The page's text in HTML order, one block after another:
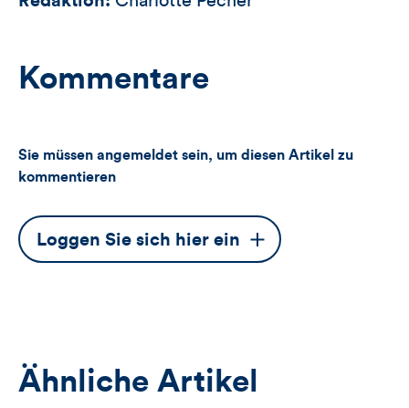
Kommentare
Sie müssen angemeldet sein, um diesen Artikel zu
kommentieren
Dieser
Button
Loggen Sie sich hier ein
Ähnliche Artikel